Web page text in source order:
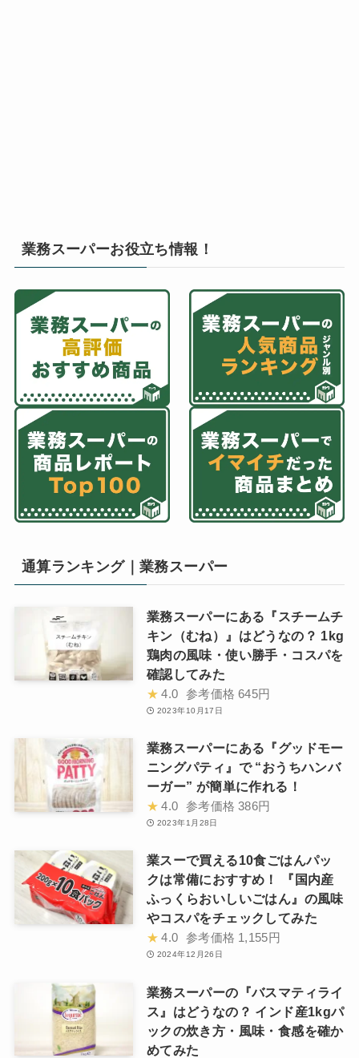
業務スーパーお役立ち情報！
通算ランキング｜業務スーパー
業務スーパーにある『スチームチ
キン（むね）』はどうなの？ 1kg
鶏肉の風味・使い勝手・コスパを
確認してみた
★ 4.0 参考価格 645円
2023年10月17日
業務スーパーにある『グッドモー
ニングパティ』で “おうちハンバ
ーガー” が簡単に作れる！
★ 4.0 参考価格 386円
2023年1月28日
業スーで買える10食ごはんパッ
クは常備におすすめ！ 『国内産
ふっくらおいしいごはん』の風味
やコスパをチェックしてみた
★ 4.0 参考価格 1,155円
2024年12月26日
業務スーパーの『バスマティライ
ス』はどうなの？ インド産1kgパ
ックの炊き方・風味・食感を確か
めてみた